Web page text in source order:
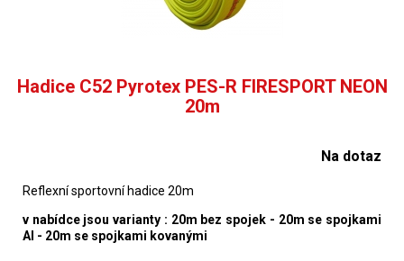
Hadice C52 Pyrotex PES-R FIRESPORT NEON
20m
Na dotaz
Reflexní sportovní hadice 20m
v nabídce jsou varianty : 20m bez spojek - 20m se spojkami
Al - 20m se spojkami kovanými